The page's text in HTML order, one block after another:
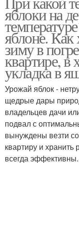
яблоки на
яблоне.
зиму в
квартире, в
укладка в
Урожай яблок -
щедрые дары
владельцев дачи
подвал с
вынуждены везти
квартиру и
всегда эффективны.